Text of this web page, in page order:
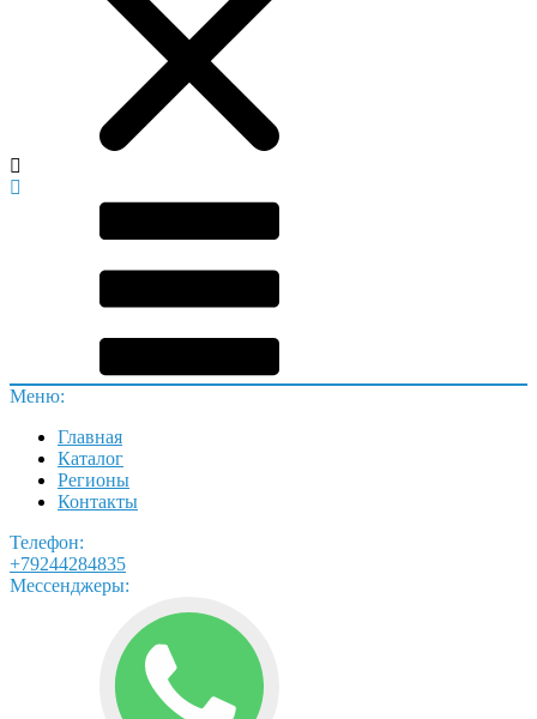
Меню:
Главная
Каталог
Регионы
Контакты
Телефон:
+79244284835
Мессенджеры: